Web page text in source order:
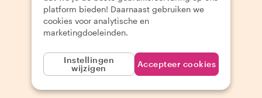
platform bieden! Daarnaast gebruiken we
cookies voor analytische en
marketingdoeleinden.
Instellingen
wijzigen
Accepteer cookies